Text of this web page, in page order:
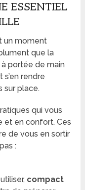
ESSENTIEL
un moment
que la
portée de main
rendre
sur place.
qui vous
et en confort. Ces
de vous en sortir
:
compact